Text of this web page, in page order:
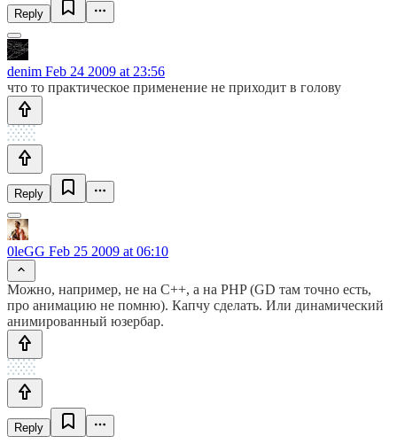
Reply
denim Feb 24 2009 at 23:56
что то практическое применение не приходит в голову
Reply
0leGG Feb 25 2009 at 06:10
Можно, например, не на C++, а на PHP (GD там точно есть,
про анимацию не помню). Капчу сделать. Или динамический
анимированный юзербар.
Reply